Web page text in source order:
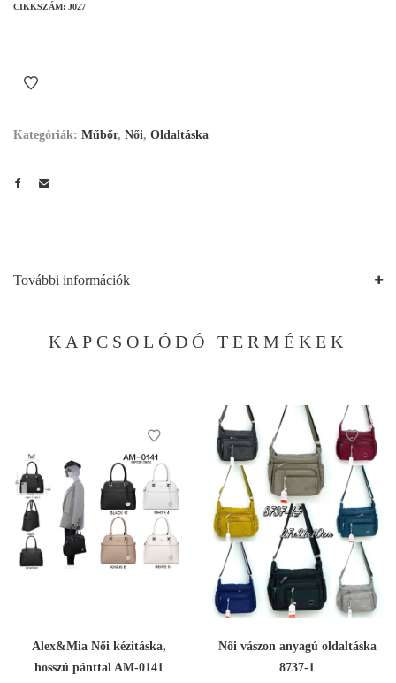
CIKKSZÁM: J027
Kategóriák: Műbőr, Női, Oldaltáska
További információk
KAPCSOLÓDÓ TERMÉKEK
Alex&Mia Női kézitáska,
hosszú pánttal AM-0141
Női vászon anyagú oldaltáska
8737-1